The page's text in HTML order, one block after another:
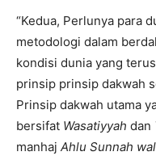
“Kedua, Perlunya para
metodologi dalam
kondisi dunia yang
prinsip prinsip dakwah
Prinsip dakwah utama
bersifat Wasatiyyah dan
manhaj Ahlu Sunnah